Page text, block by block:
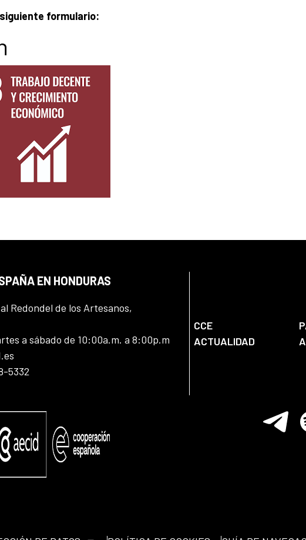
formulario:
EN HONDURAS
Redondel de los Artesanos,
a sábado de 10:00a.m. a 8:00p.m
5332
CCE
ACTUALIDAD
Telegram